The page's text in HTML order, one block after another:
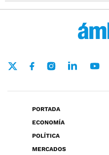
PORTADA
ECONOMÍA
POLÍTICA
MERCADOS